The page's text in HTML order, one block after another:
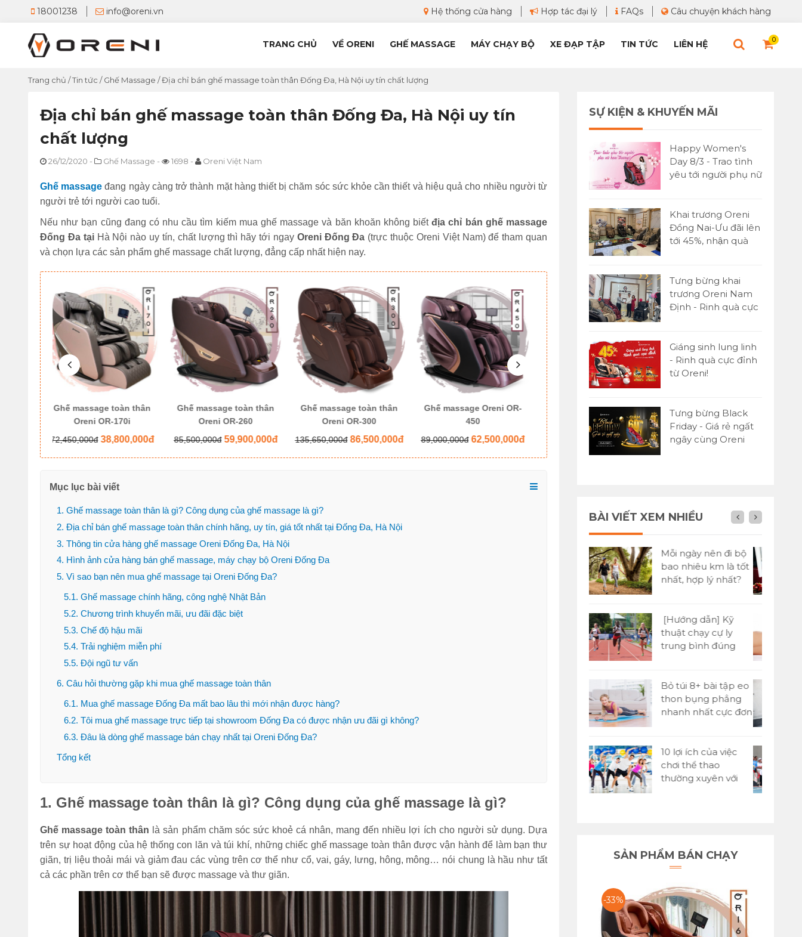
18001238 info@oreni.vn Hệ thống cửa hàng Hợp tác đại lý FAQs Câu chuyện khách hàng
0
TRANG CHỦ VỀ ORENI GHẾ MASSAGE MÁY CHẠY BỘ XE ĐẠP TẬP TIN TỨC LIÊN HỆ
Trang chủ /Tin tức /Ghế Massage /Địa chỉ bán ghế massage toàn thân Đống Đa, Hà Nội uy tín chất lượng
Địa chỉ bán ghế massage toàn thân Đống Đa, Hà Nội uy tín
chất lượng
26/12/2020 - Ghế Massage - 1698 - Oreni Việt Nam
Ghế massage đang ngày càng trở thành mặt hàng thiết bị chăm sóc sức khỏe cần thiết và hiệu quả cho nhiều người từ
người trẻ tới người cao tuổi.
Nếu như bạn cũng đang có nhu cầu tìm kiếm mua ghế massage và băn khoăn không biếtđịa chỉ bán ghế massage
Đống Đa tạiHà Nội nào uy tín, chất lượng thì hãy tới ngay Oreni Đống Đa (trực thuộc Oreni Việt Nam) để tham quan
và chọn lựa các sản phẩm ghế massage chất lượng, đẳng cấp nhất hiện nay.
Ghế massage toàn thân
Oreni OR-260
85,500,000đ 59,900,000đ
Ghế massage toàn thân
Oreni OR-300
135,650,000đ 86,500,000đ
Ghế massage Oreni OR-
450
89,000,000đ 62,500,000đ
Ghế massage Oreni OR-
280 Plus
85,000,000đ 65,000,000đ
Ghế massage toàn thân
Oreni OR-350
145,350,000đ 92,680,000đ
Mục lục bài viết
1. Ghế massage toàn thân là gì? Công dụng của ghế massage là gì?
2. Địa chỉ bán ghế massage toàn thân chính hãng, uy tín, giá tốt nhất tại Đống Đa, Hà Nội
3. Thông tin cửa hàng ghế massage Oreni Đống Đa, Hà Nội
4. Hình ảnh cửa hàng bán ghế massage, máy chạy bộ Oreni Đống Đa
5. Vì sao bạn nên mua ghế massage tại Oreni Đống Đa?
5.1. Ghế massage chính hãng, công nghệ Nhật Bản
5.2. Chương trình khuyến mãi, ưu đãi đặc biệt
5.3. Chế độ hậu mãi
5.4. Trải nghiệm miễn phí
5.5. Đội ngũ tư vấn
6. Câu hỏi thường gặp khi mua ghế massage toàn thân
6.1. Mua ghế massage Đống Đa mất bao lâu thì mới nhận được hàng?
6.2. Tôi mua ghế massage trực tiếp tại showroom Đống Đa có được nhận ưu đãi gì không?
6.3. Đâu là dòng ghế massage bán chạy nhất tại Oreni Đống Đa?
Tổng kết
1. Ghế massage toàn thân là gì? Công dụng của ghế massage là gì?
Ghế massage toàn thân là sản phẩm chăm sóc sức khoẻ cá nhân, mang đến nhiều lợi ích cho người sử dụng. Dựa
trên sự hoạt động của hệ thống con lăn và túi khí, những chiếc ghế massage toàn thân được vận hành để làm bạn thư
giãn, trị liệu thoải mái và giảm đau các vùng trên cơ thể như cổ, vai, gáy, lưng, hông, mông… nói chung là hầu như tất
cả các phần trên cơ thể bạn sẽ được massage và thư giãn.
SỰ KIỆN & KHUYẾN MÃI
Happy Women's
Day 8/3 - Trao tình
yêu tới người phụ nữ
Khai trương Oreni
Đồng Nai-Ưu đãi lên
tới 45%, nhận quà
Tưng bừng khai
trương Oreni Nam
Định - Rinh quà cực
Giáng sinh lung linh
- Rinh quà cực đỉnh
từ Oreni!
Tưng bừng Black
Friday - Giá rẻ ngất
ngây cùng Oreni
BÀI VIẾT XEM NHIỀU
bao nhiêu calo? 1
dây giảm mỡ bụng
hiệu quả cực nhanh
tại nhà
[20 thực đơn] Buổi
tối nên ăn gì để
giảm cân hiệu quả
Massage Yoni là gì?
Tất tần tật A-Z về kỹ
thuật massage Yoni
Nhảy dây 1000 cái
giảm bao nhiêu
calo? Có giảm cân
Chạy tiếp sức là gì?
Kỹ thuật chạy tiếp
sức 4x100m trong
SẢN PHẨM BÁN CHẠY
-33%